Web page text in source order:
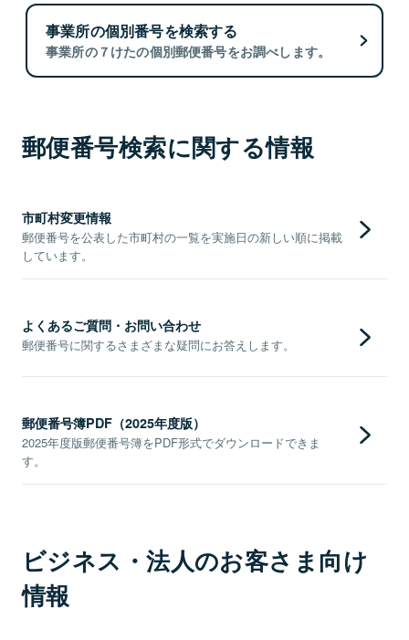
事業所の個別番号を検索する
事業所の７けたの個別郵便番号をお調べします。
郵便番号検索に関する情報
市町村変更情報
郵便番号を公表した市町村の一覧を実施日の新しい順に掲載
しています。
よくあるご質問・お問い合わせ
郵便番号に関するさまざまな疑問にお答えします。
郵便番号簿PDF（2025年度版）
2025年度版郵便番号簿をPDF形式でダウンロードできま
す。
ビジネス・法人のお客さま向け
情報